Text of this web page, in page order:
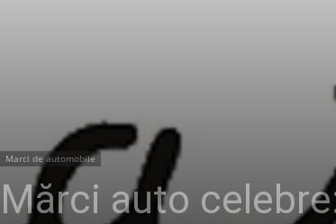
Marci de automobile
Mărci auto